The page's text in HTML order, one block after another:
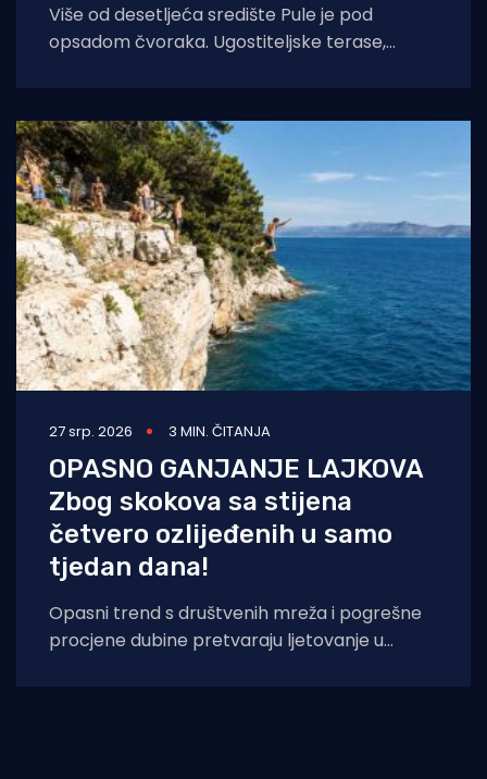
Više od desetljeća središte Pule je pod
opsadom čvoraka. Ugostiteljske terase,
27 srp. 2026 3 MIN. ČITANJA
OPASNO GANJANJE LAJKOVA
Zbog skokova sa stijena
četvero ozlijeđenih u samo
tjedan dana!
Opasni trend s društvenih mreža i pogrešne
procjene dubine pretvaraju ljetovanje u